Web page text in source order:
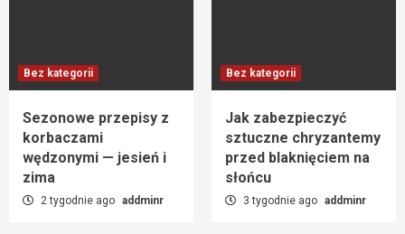
Bez kategorii
Sezonowe przepisy z
korbaczami
wędzonymi — jesień i
zima
2 tygodnie ago addminr
Bez kategorii
Jak zabezpieczyć
sztuczne chryzantemy
przed blaknięciem na
słońcu
3 tygodnie ago addminr